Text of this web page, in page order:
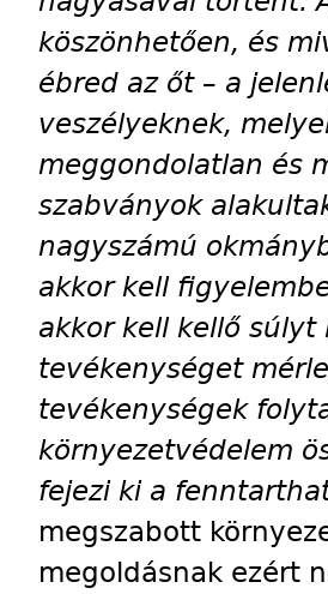
köszönhetően, és
ébred az őt – a
veszélyeknek,
meggondolatlan és
szabványok
nagyszámú
akkor kell
akkor kell kellő
tevékenységet
tevékenységek
környezetvédelem
fejezi ki a
megszabott
megoldásnak ezért